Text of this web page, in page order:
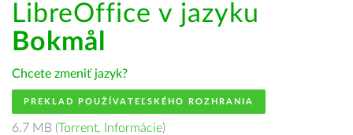
LibreOffice v jazyku
Bokmål
Chcete zmeniť jazyk?
PREKLAD POUŽÍVATEĽSKÉHO ROZHRANIA
6.7 MB (Torrent, Informácie)